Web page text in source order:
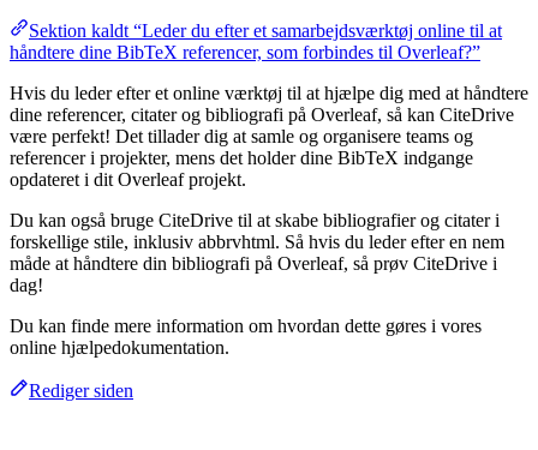
Sektion kaldt “Leder du efter et samarbejdsværktøj online til at
håndtere dine BibTeX referencer, som forbindes til Overleaf?”
Hvis du leder efter et online værktøj til at hjælpe dig med at håndtere
dine referencer, citater og bibliografi på Overleaf, så kan CiteDrive
være perfekt! Det tillader dig at samle og organisere teams og
referencer i projekter, mens det holder dine BibTeX indgange
opdateret i dit Overleaf projekt.
Du kan også bruge CiteDrive til at skabe bibliografier og citater i
forskellige stile, inklusiv abbrvhtml. Så hvis du leder efter en nem
måde at håndtere din bibliografi på Overleaf, så prøv CiteDrive i
dag!
Du kan finde mere information om hvordan dette gøres i vores
online hjælpedokumentation.
Rediger siden